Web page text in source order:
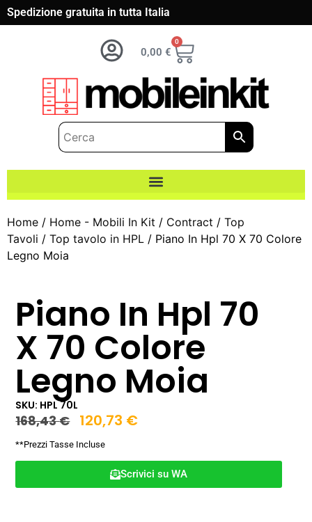
Spedizione gratuita in tutta Italia
0,00 €
0
Home / Home - Mobili In Kit / Contract / Top
Tavoli / Top tavolo in HPL / Piano In Hpl 70 X 70 Colore
Legno Moia
Piano In Hpl 70
X 70 Colore
Legno Moia
SKU: HPL 70L
168,43€ 120,73 €
**Prezzi Tasse Incluse
Scrivici su WA